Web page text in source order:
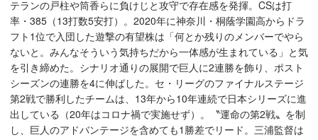
テランの戸柱や筒香らに負けじと攻守で存在感を発揮。CSは打
率・385（13打数5安打）。2020年に神奈川・桐蔭学園高からドラ
フト1位で入団した遊撃の有望株は「何とか残りのメンバーでやら
ないと。みんなそういう気持ちだから一体感が生まれている」と気
を引き締めた。シナリオ通りの展開で巨人に2連勝を飾り、ポスト
シーズンの連勝を4に伸ばした。セ・リーグのファイナルステージ
第2戦で勝利したチームは、13年から10年連続で日本シリーズに進
出している（20年はコロナ禍で実施せず）。〝運命の第2戦〟を制
し、巨人のアドバンテージを含めても1勝差でリード。三浦監督は